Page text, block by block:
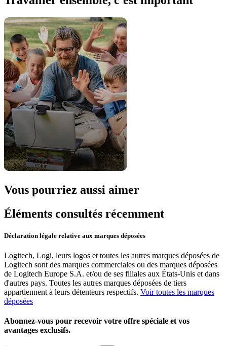
Vous pourriez aussi aimer
Éléments consultés récemment
Déclaration légale relative aux marques déposées
Logitech, Logi, leurs logos et toutes les autres marques déposées de
Logitech sont des marques commerciales ou des marques déposées
de Logitech Europe S.A. et/ou de ses filiales aux États-Unis et dans
d'autres pays. Toutes les autres marques déposées de tiers
appartiennent à leurs détenteurs respectifs. Voir toutes les marques
déposées
Abonnez-vous pour recevoir votre offre spéciale et vos
avantages exclusifs.